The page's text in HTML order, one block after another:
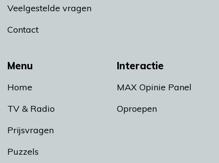
Menu
Home
TV & Radio
Prijsvragen
Puzzels
Interactie
MAX Opinie Panel
Oproepen
Veelgestelde vragen
Contact